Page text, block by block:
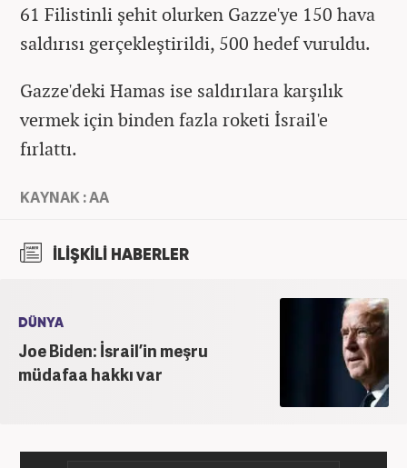
61 Filistinli şehit olurken Gazze'ye 150 hava
saldırısı gerçekleştirildi, 500 hedef vuruldu.
Gazze'deki Hamas ise saldırılara karşılık
vermek için binden fazla roketi İsrail'e
fırlattı.
KAYNAK : AA
İLİŞKİLİ HABERLER
DÜNYA
Joe Biden: İsrail’in meşru
müdafaa hakkı var